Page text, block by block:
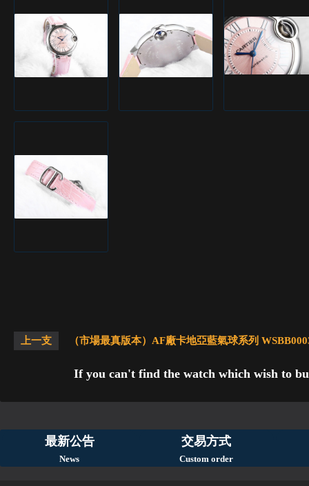
上一支 （市場最真版本）AF廠卡地亞藍氣球系列
If you can't find the watch which wish to
最新公告
News
交易方式
Custom order